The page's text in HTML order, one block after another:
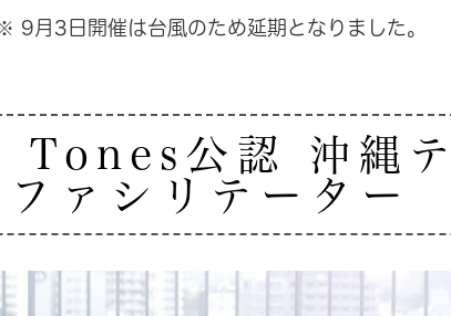
9月3日開催は台風のため延期となりました。
公認 沖縄テ
ファシリテーター